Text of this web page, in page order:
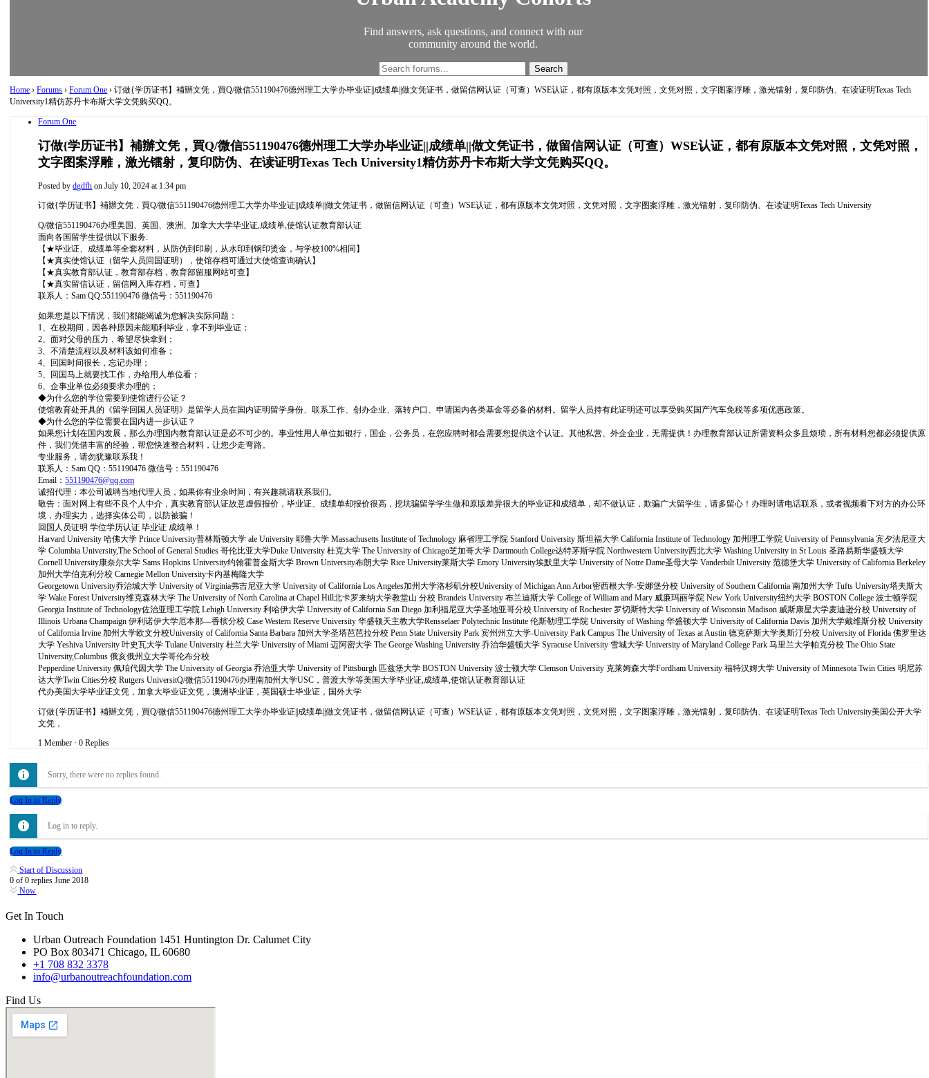
Find answers, ask questions, and connect with our
community around the world.
Home › Forums › Forum One › 订做{学历证书】補辦文凭，買Q/微信551190476德州理工大学办毕业证||成绩单||做文凭证书，做留信网认证（可查）WSE认证，都有原版本文凭对照，文凭对照，文字图案浮雕，激光镭射，复印防伪、在读证明Texas Tech
University1精仿苏丹卡布斯大学文凭购买QQ。
Forum One
订做{学历证书】補辦文凭，買Q/微信551190476德州理工大学办毕业证||成绩单||做文凭证书，做留信网认证（可查）WSE认证，都有原版本文凭对照，文凭对照，
文字图案浮雕，激光镭射，复印防伪、在读证明Texas Tech University1精仿苏丹卡布斯大学文凭购买QQ。
Posted bydgdfh on July 10, 2024 at 1:34 pm
订做{学历证书】補辦文凭，買Q/微信551190476德州理工大学办毕业证||成绩单||做文凭证书，做留信网认证（可查）WSE认证，都有原版本文凭对照，文凭对照，文字图案浮雕，激光镭射，复印防伪、在读证明Texas Tech University
Q/微信551190476办理美国、英国、澳洲、加拿大大学毕业证,成绩单,使馆认证教育部认证
面向各国留学生提供以下服务:
【★毕业证、成绩单等全套材料，从防伪到印刷，从水印到钢印烫金，与学校100%相同】
【★真实使馆认证（留学人员回国证明），使馆存档可通过大使馆查询确认】
【★真实教育部认证，教育部存档，教育部留服网站可查】
【★真实留信认证，留信网入库存档，可查】
联系人：Sam QQ:551190476 微信号：551190476
如果您是以下情况，我们都能竭诚为您解决实际问题：
1、在校期间，因各种原因未能顺利毕业，拿不到毕业证；
2、面对父母的压力，希望尽快拿到；
3、不清楚流程以及材料该如何准备；
4、回国时间很长，忘记办理；
5、回国马上就要找工作，办给用人单位看；
6、企事业单位必须要求办理的；
◆为什么您的学位需要到使馆进行公证？
使馆教育处开具的《留学回国人员证明》是留学人员在国内证明留学身份、联系工作、创办企业、落转户口、申请国内各类基金等必备的材料。留学人员持有此证明还可以享受购买国产汽车免税等多项优惠政策。
◆为什么您的学位需要在国内进一步认证？
如果您计划在国内发展，那么办理国内教育部认证是必不可少的。事业性用人单位如银行，国企，公务员，在您应聘时都会需要您提供这个认证。其他私营、外企企业，无需提供！办理教育部认证所需资料众多且烦琐，所有材料您都必须提供原
件，我们凭借丰富的经验，帮您快速整合材料，让您少走弯路。
专业服务，请勿犹豫联系我！
联系人：Sam QQ：551190476 微信号：551190476
Email：551190476@qq.com
诚招代理：本公司诚聘当地代理人员，如果你有业余时间，有兴趣就请联系我们。
敬告：面对网上有些不良个人中介，真实教育部认证故意虚假报价，毕业证、成绩单却报价很高，挖坑骗留学学生做和原版差异很大的毕业证和成绩单，却不做认证，欺骗广大留学生，请多留心！办理时请电话联系，或者视频看下对方的办公环
境，办理实力，选择实体公司，以防被骗！
回国人员证明 学位学历认证 毕业证 成绩单！
Harvard University 哈佛大学 Prince University普林斯顿大学 ale University 耶鲁大学 Massachusetts Institute of Technology 麻省理工学院 Stanford University 斯坦福大学 California Institute of Technology 加州理工学院 University of Pennsylvania 宾夕法尼亚大
学 Columbia University,The School of General Studies 哥伦比亚大学Duke University 杜克大学 The University of Chicago芝加哥大学 Dartmouth College达特茅斯学院 Northwestern University西北大学 Washing University in St Louis 圣路易斯华盛顿大学
Cornell University康奈尔大学 Sams Hopkins University约翰霍普金斯大学 Brown University布朗大学 Rice University莱斯大学 Emory University埃默里大学 University of Notre Dame圣母大学 Vanderbilt University 范德堡大学 University of California Berkeley
加州大学伯克利分校 Carnegie Mellon University卡内基梅隆大学
Georgetown University乔治城大学 University of Virginia弗吉尼亚大学 University of California Los Angeles加州大学洛杉矶分校University of Michigan Ann Arbor密西根大学-安娜堡分校 University of Southern California 南加州大学 Tufts University塔夫斯大
学 Wake Forest University维克森林大学 The University of North Carolina at Chapel Hill北卡罗来纳大学教堂山 分校 Brandeis University 布兰迪斯大学 College of William and Mary 威廉玛丽学院 New York University纽约大学 BOSTON College 波士顿学院
Georgia Institute of Technology佐治亚理工学院 Lehigh University 利哈伊大学 University of California San Diego 加利福尼亚大学圣地亚哥分校 University of Rochester 罗切斯特大学 University of Wisconsin Madison 威斯康星大学麦迪逊分校 University of
Illinois Urbana Champaign 伊利诺伊大学厄本那—香槟分校 Case Western Reserve University 华盛顿天主教大学Rensselaer Polytechnic Institute 伦斯勒理工学院 University of Washing 华盛顿大学 University of California Davis 加州大学戴维斯分校 University
of California Irvine 加州大学欧文分校University of California Santa Barbara 加州大学圣塔芭芭拉分校 Penn State University Park 宾州州立大学-University Park Campus The University of Texas at Austin 德克萨斯大学奥斯汀分校 University of Florida 佛罗里达
大学 Yeshiva University 叶史瓦大学 Tulane University 杜兰大学 University of Miami 迈阿密大学 The George Washing University 乔治华盛顿大学 Syracuse University 雪城大学 University of Maryland College Park 马里兰大学帕克分校 The Ohio State
University,Columbus 俄亥俄州立大学哥伦布分校
Pepperdine University 佩珀代因大学 The University of Georgia 乔治亚大学 University of Pittsburgh 匹兹堡大学 BOSTON University 波士顿大学 Clemson University 克莱姆森大学Fordham University 福特汉姆大学 University of Minnesota Twin Cities 明尼苏
达大学Twin Cities分校 Rutgers UniversitQ/微信551190476办理南加州大学USC，普渡大学等美国大学毕业证,成绩单,使馆认证教育部认证
代办美国大学毕业证文凭，加拿大毕业证文凭，澳洲毕业证，英国硕士毕业证，国外大学
订做{学历证书】補辦文凭，買Q/微信551190476德州理工大学办毕业证||成绩单||做文凭证书，做留信网认证（可查）WSE认证，都有原版本文凭对照，文凭对照，文字图案浮雕，激光镭射，复印防伪、在读证明Texas Tech University美国公开大学
文凭，
1 Member · 0 Replies
Sorry, there were no replies found.
Log In to Reply
Log in to reply.
Log In to Reply
Start of Discussion
0 of0 repliesJune 2018
Now
Get In Touch
Urban Outreach Foundation 1451 Huntington Dr. Calumet City
PO Box 803471 Chicago, IL 60680
+1 708 832 3378
info@urbanoutreachfoundation.com
Find Us